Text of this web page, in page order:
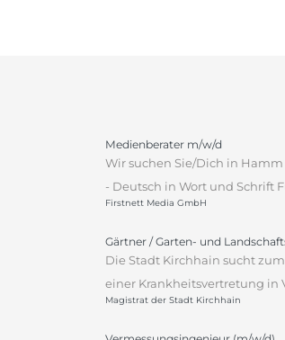
Medienberater m/w/d
Wir suchen Sie/Dich in
- Deutsch in Wort und Schrift
Firstnett Media GmbH
Gärtner / Garten- und
Die Stadt Kirchhain sucht
einer Krankheitsvertretung in
Magistrat der Stadt Kirchhain